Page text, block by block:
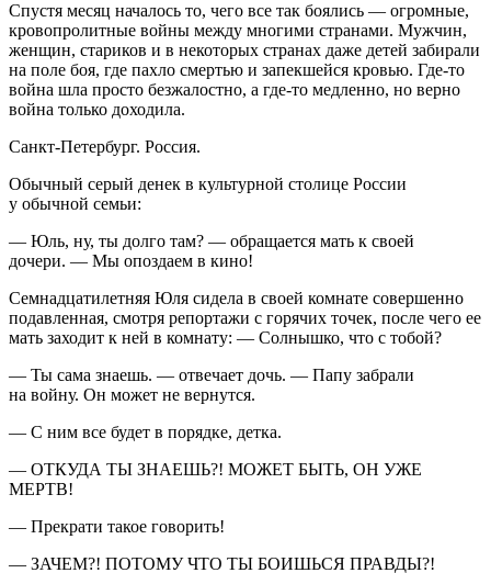
Спустя месяц началось то, чего все так боялись — огромные,
кровопролитные войны между многими странами. Мужчин,
женщин, стариков и в некоторых странах даже детей забирали
на поле боя, где пахло смертью и запекшейся кровью. Где-то
война шла просто безжалостно, а где-то медленно, но верно
война только доходила.
Санкт-Петербург. Россия.
Обычный серый денек в культурной столице России
у обычной семьи:
— Юль, ну, ты долго там? — обращается мать к своей
дочери. — Мы опоздаем в кино!
Семнадцатилетняя Юля сидела в своей комнате совершенно
подавленная, смотря репортажи с горячих точек, после чего ее
мать заходит к ней в комнату: — Солнышко, что с тобой?
— Ты сама знаешь. — отвечает дочь. — Папу забрали
на войну. Он может не вернутся.
— С ним все будет в порядке, детка.
— ОТКУДА ТЫ ЗНАЕШЬ?! МОЖЕТ БЫТЬ, ОН УЖЕ
МЕРТВ!
— Прекрати такое говорить!
— ЗАЧЕМ?! ПОТОМУ ЧТО ТЫ БОИШЬСЯ ПРАВДЫ?!